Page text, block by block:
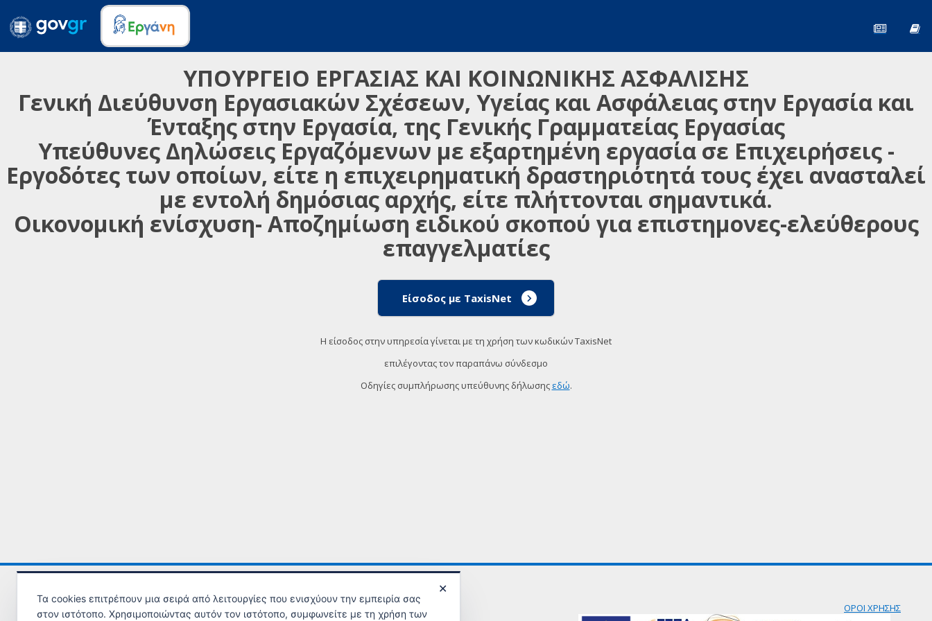
ΥΠΟΥΡΓΕΙΟ ΕΡΓΑΣΙΑΣ ΚΑΙ ΚΟΙΝΩΝΙΚΗΣ ΑΣΦΑΛΙΣΗΣ
Γενική Διεύθυνση Εργασιακών Σχέσεων, Υγείας και Ασφάλειας στην Εργασία και
Ένταξης στην Εργασία, της Γενικής Γραμματείας Εργασίας
Υπεύθυνες Δηλώσεις Εργαζόμενων με εξαρτημένη εργασία σε Επιχειρήσεις -
Εργοδότες των οποίων, είτε η επιχειρηματική δραστηριότητά τους έχει ανασταλεί
με εντολή δημόσιας αρχής, είτε πλήττονται σημαντικά.
Οικονομική ενίσχυση- Αποζημίωση ειδικού σκοπού για επιστημονες-ελεύθερους
επαγγελματίες
Είσοδος με TaxisNet
Η είσοδος στην υπηρεσία γίνεται με τη χρήση των κωδικών TaxisNet
επιλέγοντας τον παραπάνω σύνδεσμο
Οδηγίες συμπλήρωσης υπεύθυνης δήλωσης εδώ.
ΟΡΟΙ ΧΡΗΣΗΣ
✕
Τα cookies επιτρέπουν μια σειρά από λειτουργίες που ενισχύουν την εμπειρία σας
στον ιστότοπο. Χρησιμοποιώντας αυτόν τον ιστότοπο, συμφωνείτε με τη χρήση των